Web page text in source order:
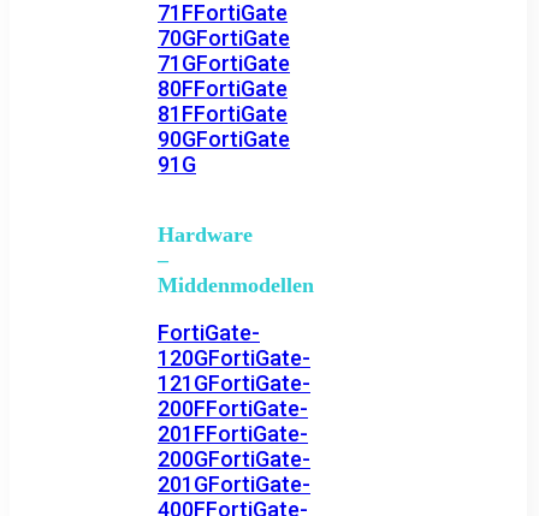
71FFortiGate
70GFortiGate
71GFortiGate
80FFortiGate
81FFortiGate
90GFortiGate
91G
Hardware
–
Middenmodellen
FortiGate-
120GFortiGate-
121GFortiGate-
200FFortiGate-
201FFortiGate-
200GFortiGate-
201GFortiGate-
400FFortiGate-